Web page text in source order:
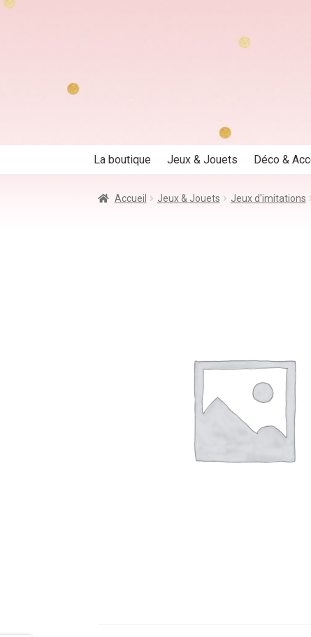
La boutique Jeux & Jouets Déco &
Accueil Jeux & Jouets Jeux d'imitations